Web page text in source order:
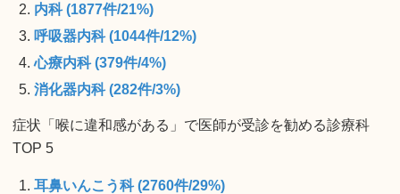
内科 (1877件/21%)
呼吸器内科 (1044件/12%)
心療内科 (379件/4%)
消化器内科 (282件/3%)
症状「喉に違和感がある」で医師が受診を勧める診療科
TOP 5
耳鼻いんこう科 (2760件/29%)